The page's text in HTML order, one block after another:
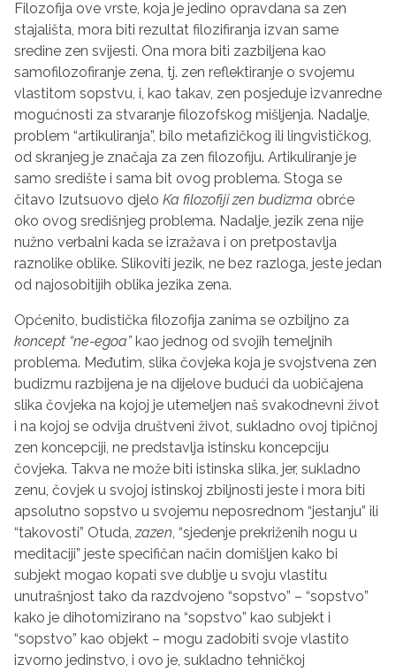
Filozofija ove vrste, koja je jedino opravdana sa zen
stajališta, mora biti rezultat filozifiranja izvan same
sredine zen svijesti. Ona mora biti zazbiljena kao
samofilozofiranje zena, tj. zen reflektiranje o svojemu
vlastitom sopstvu, i, kao takav, zen posjeduje izvanredne
mogućnosti za stvaranje filozofskog mišljenja. Nadalje,
problem “artikuliranja”, bilo metafizičkog ili lingvističkog,
od skranjeg je značaja za zen filozofiju. Artikuliranje je
samo središte i sama bit ovog problema. Stoga se
čitavo Izutsuovo djelo Ka filozofiji zen budizma obrće
oko ovog središnjeg problema. Nadalje, jezik zena nije
nužno verbalni kada se izražava i on pretpostavlja
raznolike oblike. Slikoviti jezik, ne bez razloga, jeste jedan
od najosobitijih oblika jezika zena.
Općenito, budistička filozofija zanima se ozbiljno za
koncept “ne-egoa”kao jednog od svojih temeljnih
problema. Međutim, slika čovjeka koja je svojstvena zen
budizmu razbijena je na dijelove budući da uobičajena
slika čovjeka na kojoj je utemeljen naš svakodnevni život
i na kojoj se odvija društveni život, sukladno ovoj tipičnoj
zen koncepciji, ne predstavlja istinsku koncepciju
čovjeka. Takva ne može biti istinska slika, jer, sukladno
zenu, čovjek u svojoj istinskoj zbiljnosti jeste i mora biti
apsolutno sopstvo u svojemu neposrednom “jestanju” ili
“takovosti” Otuda,zazen, “sjedenje prekriženih nogu u
meditaciji” jeste specifičan način domišljen kako bi
subjekt mogao kopati sve dublje u svoju vlastitu
unutrašnjost tako da razdvojeno “sopstvo” – “sopstvo”
kako je dihotomizirano na “sopstvo” kao subjekt i
“sopstvo” kao objekt – mogu zadobiti svoje vlastito
izvorno jedinstvo, i ovo je, sukladno tehničkoj